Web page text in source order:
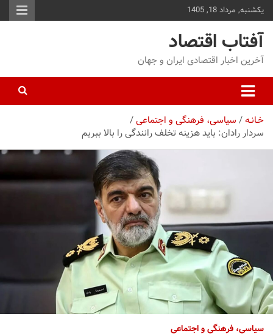
یکشنبه, مرداد 18, 1405
آفتاب اقتصاد
آخرین اخبار اقتصادی ایران و جهان
خـانـه سیاسی، فرهنگی و اجتماعی
سردار رادان: باید هزینه تخلف رانندگی را بالا ببریم
سیاسی، فرهنگی و اجتماعی